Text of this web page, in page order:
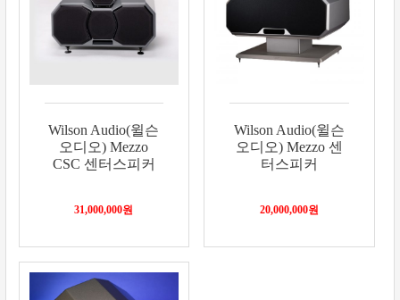
Wilson Audio(윌슨
오디오) Mezzo
CSC 센터스피커
31,000,000원
Wilson Audio(윌슨
오디오) Mezzo 센
터스피커
20,000,000원